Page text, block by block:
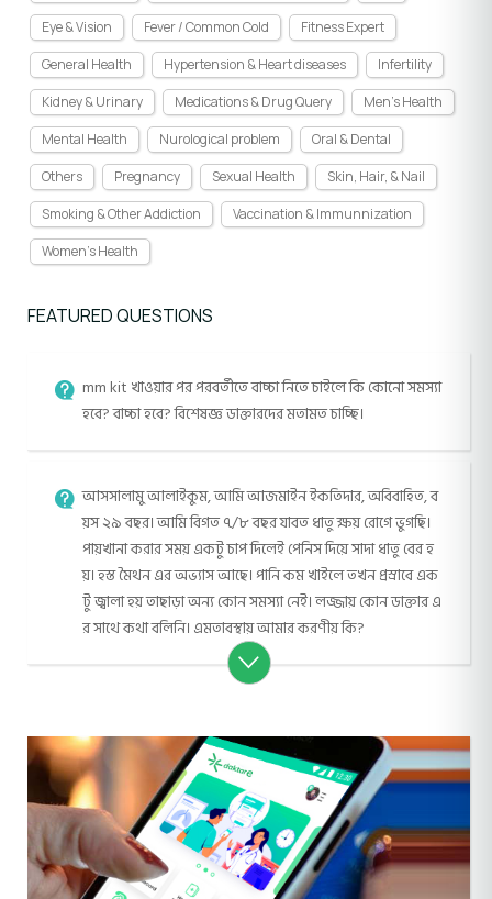
Eye & Vision
Fever / Common Cold
Fitness Expert
General Health
Hypertension & Heart diseases
Infertility
Kidney & Urinary
Medications & Drug Query
Men's Health
Mental Health
Nurological problem
Oral & Dental
Others
Pregnancy Sexual Health
Skin, Hair, & Nail
Smoking & Other Addiction
Vaccination & Immunnization
Women's Health
FEATURED QUESTIONS
mm kit খাওয়ার পর পরবর্তীতে বাচ্চা নিতে চাইলে কি কোনো সমস্যা
হবে? বাচ্চা হবে? বিশেষজ্ঞ ডাক্তারদের মতামত চাচ্ছি।
আসসালামু আলাইকুম, আমি আজমাইন ইকতিদার, অবিবাহিত, ব
য়স ২৯ বছর। আমি বিগত ৭/৮ বছর যাবত ধাতু ক্ষয় রোগে ভুগছি।
পায়খানা করার সময় একটু চাপ দিলেই পেনিস দিয়ে সাদা ধাতু বের হ
য়। হস্ত মৈথন এর অভ্যাস আছে। পানি কম খাইলে তখন প্রস্রাবে এক
টু জ্বালা হয় তাছাড়া অন্য কোন সমস্যা নেই। লজ্জায় কোন ডাক্তার এ
র সাথে কথা বলিনি। এমতাবস্থায় আমার করণীয় কি?